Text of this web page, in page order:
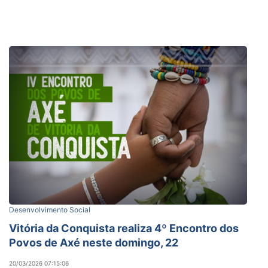
Desenvolvimento Social
Vitória da Conquista realiza 4º Encontro dos
Povos de Axé neste domingo, 22
20/03/2026 07:15:06